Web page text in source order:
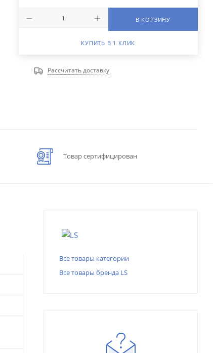
В КОРЗИНУ
КУПИТЬ В 1 КЛИК
Рассчитать доставку
Товар сертифицирован
Все товары категории
Все товары бренда LS